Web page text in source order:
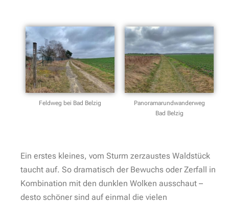
Feldweg bei Bad Belzig
Panoramarundwanderweg
Bad Belzig
Ein erstes kleines, vom Sturm zerzaustes Waldstück
taucht auf. So dramatisch der Bewuchs oder Zerfall in
Kombination mit den dunklen Wolken ausschaut –
desto schöner sind auf einmal die vielen